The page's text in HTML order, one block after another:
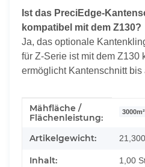
Ist das PreciEdge-
kompatibel mit dem Z130?
Ja, das optionale
für Z-Serie ist mit dem Z130
ermöglicht Kantenschnitt bis
Produkteigenschaft
Wert
Mähfläche /
Flächenleistung:
3000m²
Artikelgewicht: 21,300
Inhalt: 1,00